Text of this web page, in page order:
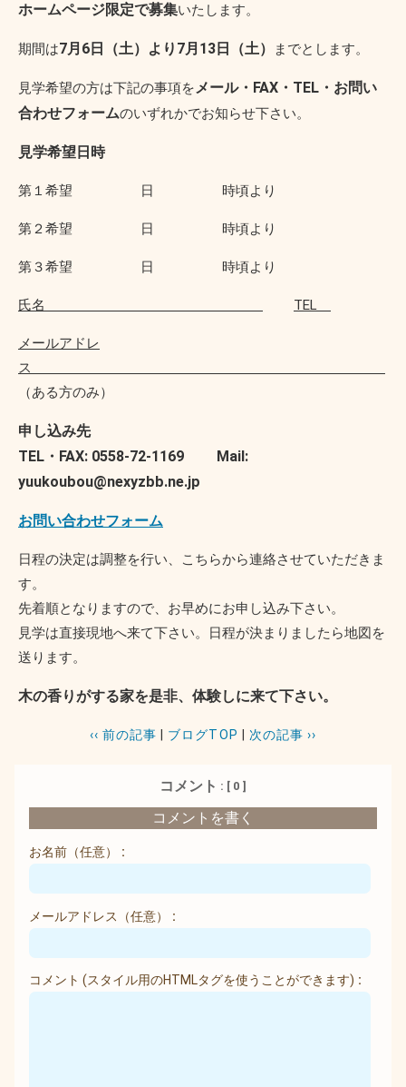
ホームページ限定で募集いたします。
期間は7月6日（土）より7月13日（土） までとします。
見学希望の方は下記の事項をメール・FAX・TEL・お問い
合わせフォームのいずれかでお知らせ下さい。
見学希望日時
第１希望 日 時頃より
第２希望 日 時頃より
第３希望 日 時頃より
氏名 TEL
メールアドレ
ス
（ある方のみ）
申し込み先
TEL・FAX: 0558-72-1169 Mail:
yuukoubou@nexyzbb.ne.jp
お問い合わせフォーム
日程の決定は調整を行い、こちらから連絡させていただきま
す。
先着順となりますので、お早めにお申し込み下さい。
見学は直接現地へ来て下さい。日程が決まりましたら地図を
送ります。
木の香りがする家を是非、体験しに来て下さい。
‹‹ 前の記事 ブログTOP 次の記事 ››
コメント : [ 0 ]
コメントを書く
お名前 （任意）
メールアドレス （任意）
コメント (スタイル用のHTMLタグを使うことができます)